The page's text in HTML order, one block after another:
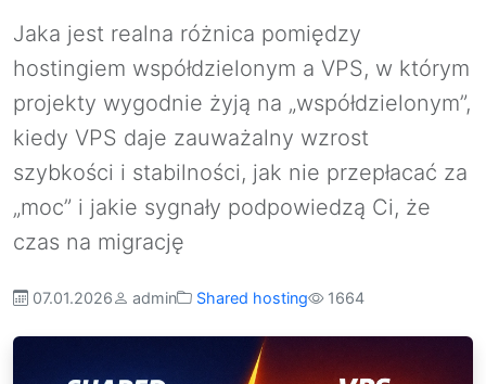
Jaka jest realna różnica pomiędzy
hostingiem współdzielonym a VPS, w którym
projekty wygodnie żyją na „współdzielonym”,
kiedy VPS daje zauważalny wzrost
szybkości i stabilności, jak nie przepłacać za
„moc” i jakie sygnały podpowiedzą Ci, że
czas na migrację
07.01.2026 admin Shared hosting 1664